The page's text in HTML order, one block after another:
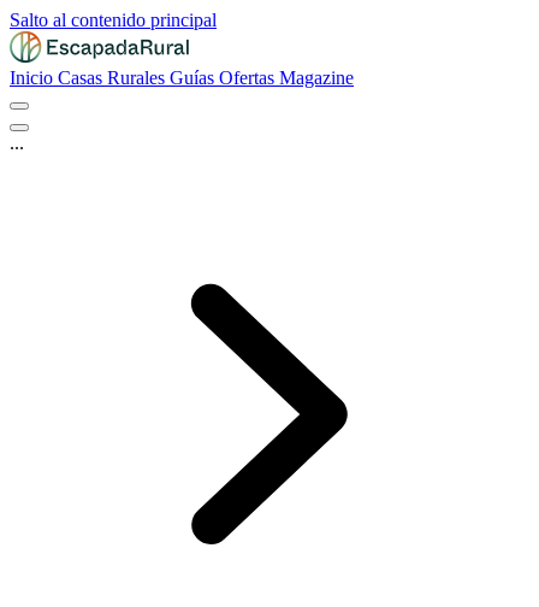
Salto al contenido principal
Inicio Casas Rurales Guías Ofertas Magazine
...